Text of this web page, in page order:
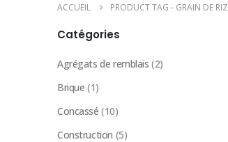
ACCUEIL PRODUCT TAG - GRAIN DE RIZ
Catégories
Agrégats de remblais (2)
Brique (1)
Concassé (10)
Construction (5)